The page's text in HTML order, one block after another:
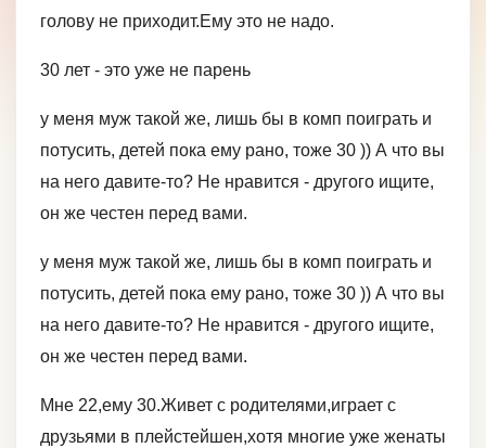
голову не приходит.Ему это не надо.
30 лет - это уже не парень
у меня муж такой же, лишь бы в комп поиграть и
потусить, детей пока ему рано, тоже 30 )) А что вы
на него давите-то? Не нравится - другого ищите,
он же честен перед вами.
у меня муж такой же, лишь бы в комп поиграть и
потусить, детей пока ему рано, тоже 30 )) А что вы
на него давите-то? Не нравится - другого ищите,
он же честен перед вами.
Мне 22,ему 30.Живет с родителями,играет с
друзьями в плейстейшен,хотя многие уже женаты